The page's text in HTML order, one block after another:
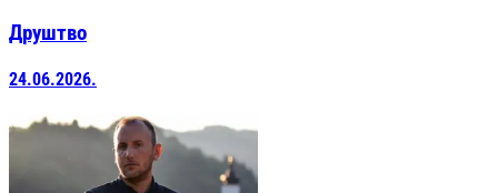
Друштво
24.06.2026.